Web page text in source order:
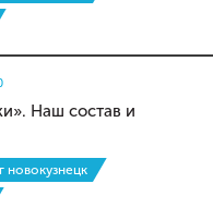
Наш состав и
новокузнецк